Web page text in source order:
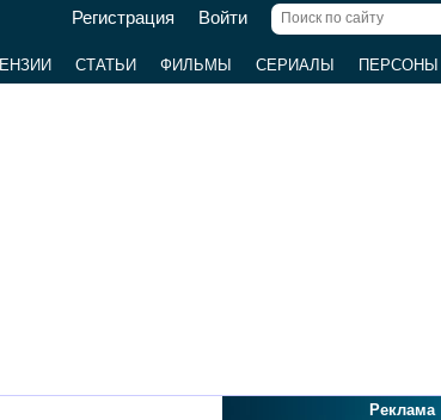
Регистрация Войти
СТАТЬИ ФИЛЬМЫ СЕРИАЛЫ ПЕРСОНЫ
Реклама